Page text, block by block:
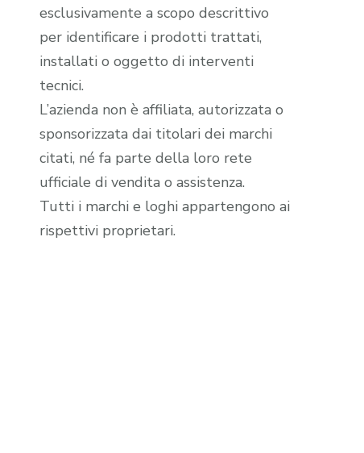
esclusivamente a scopo descrittivo
per identificare i prodotti trattati,
installati o oggetto di interventi
tecnici.
L’azienda non è affiliata, autorizzata o
sponsorizzata dai titolari dei marchi
citati, né fa parte della loro rete
ufficiale di vendita o assistenza.
Tutti i marchi e loghi appartengono ai
rispettivi proprietari.